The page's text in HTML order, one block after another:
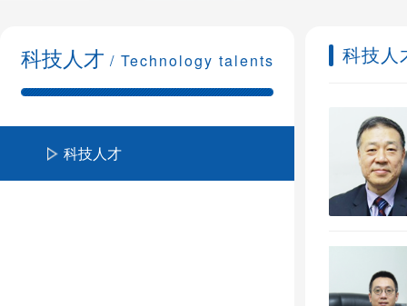
科技人才 / Technology talents
科技人才
科技人